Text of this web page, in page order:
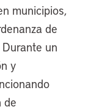
municipios,
de
un
y
de